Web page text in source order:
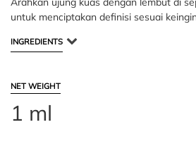
untuk menciptakan definisi sesuai
INGREDIENTS
NET WEIGHT
1 ml